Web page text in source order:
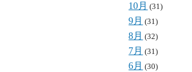
10月 (31)
9月 (31)
8月 (32)
7月 (31)
6月 (30)